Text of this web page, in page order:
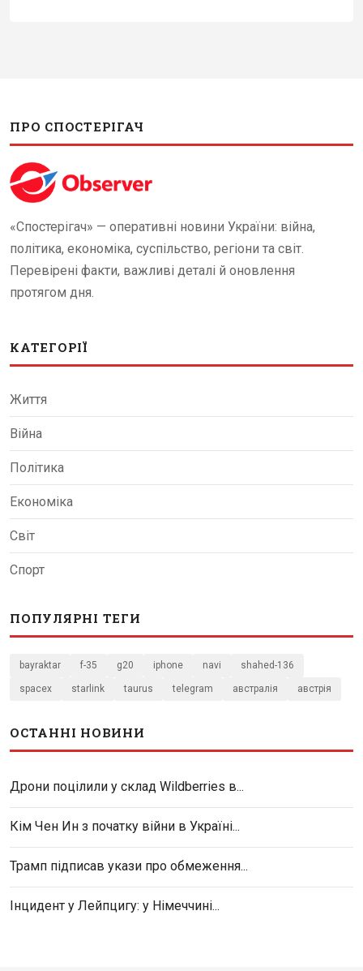
ПРО СПОСТЕРІГАЧ
«Спостерігач» — оперативні новини України: війна,
політика, економіка, суспільство, регіони та світ.
Перевірені факти, важливі деталі й оновлення
протягом дня.
КАТЕГОРІЇ
Життя
Війна
Політика
Економіка
Світ
Спорт
ПОПУЛЯРНІ ТЕГИ
bayraktar f-35 g20 iphone navi shahed-136
spacex starlink taurus telegram австралія австрія
ОСТАННІ НОВИНИ
Дрони поцілили у склад Wildberries в...
Кім Чен Ин з початку війни в Україні...
Трамп підписав укази про обмеження...
Інцидент у Лейпцигу: у Німеччині...